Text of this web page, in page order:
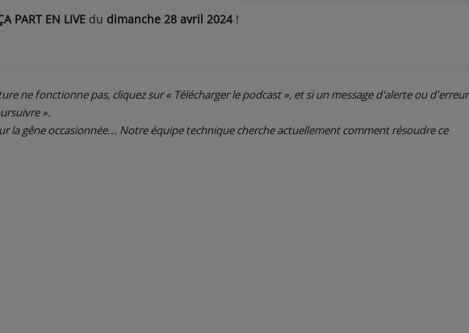
PART EN LIVE du dimanche 28 avril 2024!
ne fonctionne pas, cliquez sur « Télécharger le podcast », et si un message d'alerte ou d'erreur
».
la gêne occasionnée... Notre équipe technique cherche actuellement comment résoudre ce